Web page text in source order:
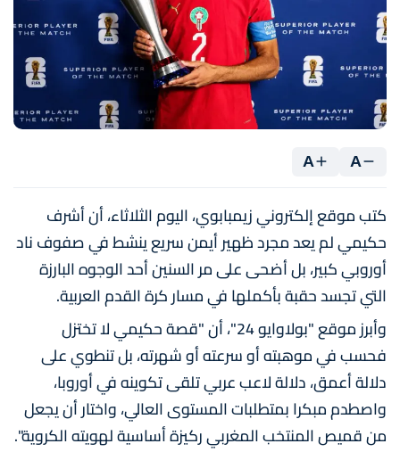
A
A
كتب موقع إلكتروني زيمبابوي، اليوم الثلاثاء، أن أشرف
حكيمي لم يعد مجرد ظهير أيمن سريع ينشط في صفوف ناد
أوروبي كبير، بل أضحى على مر السنين أحد الوجوه البارزة
التي تجسد حقبة بأكملها في مسار كرة القدم العربية.
وأبرز موقع "بولاوايو 24"، أن "قصة حكيمي لا تختزل
فحسب في موهبته أو سرعته أو شهرته، بل تنطوي على
دلالة أعمق، دلالة لاعب عربي تلقى تكوينه في أوروبا،
واصطدم مبكرا بمتطلبات المستوى العالي، واختار أن يجعل
من قميص المنتخب المغربي ركيزة أساسية لهويته الكروية".